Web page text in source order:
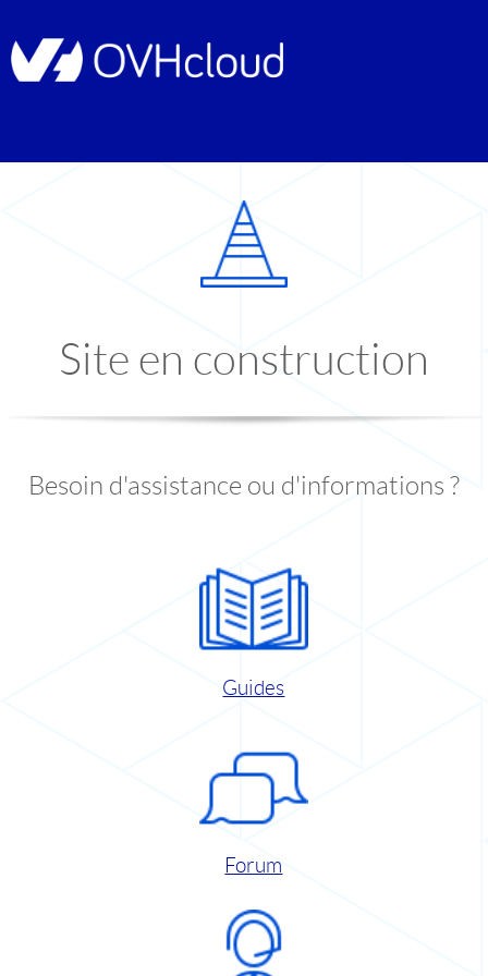
Site en construction
Besoin d'assistance ou d'informations ?
Guides
Forum